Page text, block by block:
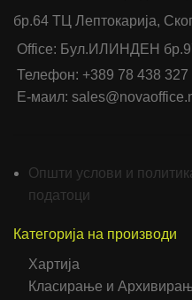
бр.64 ТЦ Лептокарија,
Office: Бул.ИЛИНДЕН
Телефон: +389 78 438 327
Е-маил:
Општи услови и
податоци
Категорија на производи
Хартија
Класирање и